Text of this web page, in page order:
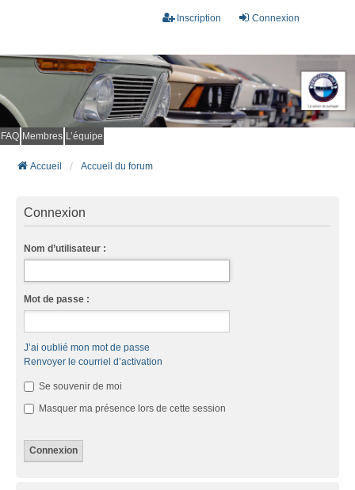
Connexion
Inscription
FAQ Membres L’équipe
Accueil Accueil du forum
Connexion
Nom d’utilisateur :
Mot de passe :
J’ai oublié mon mot de passe
Renvoyer le courriel d’activation
Se souvenir de moi
Masquer ma présence lors de cette session